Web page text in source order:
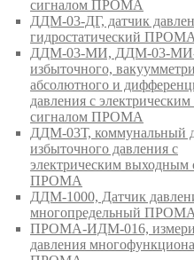
сигналом ПРОМА
ДДМ-03-ДГ, датчик
гидростатический ПРОМА
ДДМ-03-МИ, ДДМ-03-МИ-
избыточного,
абсолютного и
давления с
сигналом ПРОМА
ДДМ-03Т, коммунальный
избыточного давления с
электрическим выходным
ПРОМА
ДДМ-1000, Датчик
многопредельный ПРОМА
ПРОМА-ИДМ-016,
давления